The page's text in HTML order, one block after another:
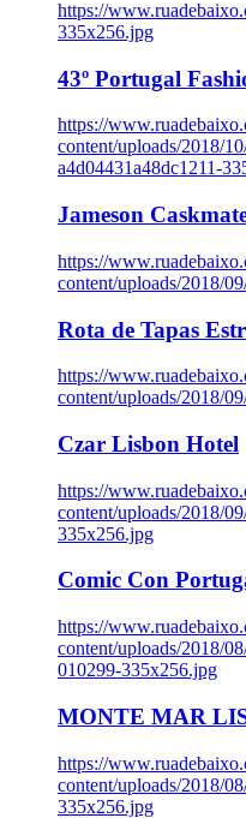
https://
335x256.jpg
43º Portugal
https://
content/uploads/2018/
a4d04431a48dc1211-
Jameson
https://
content/uploads/2018/
Rota de Tapas
https://
content/uploads/2018/
Czar Lisbon Hotel
https://
content/uploads/2018/
335x256.jpg
Comic Con
https://
content/uploads/2018/
010299-335x256.jpg
MONTE MAR
https://
content/uploads/2018/
335x256.jpg